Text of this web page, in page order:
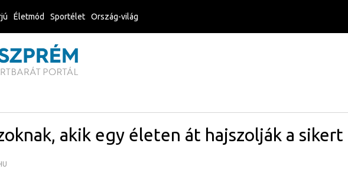
akik egy életen át hajszolják a sikert
Életmód Sportélet Ország-világ